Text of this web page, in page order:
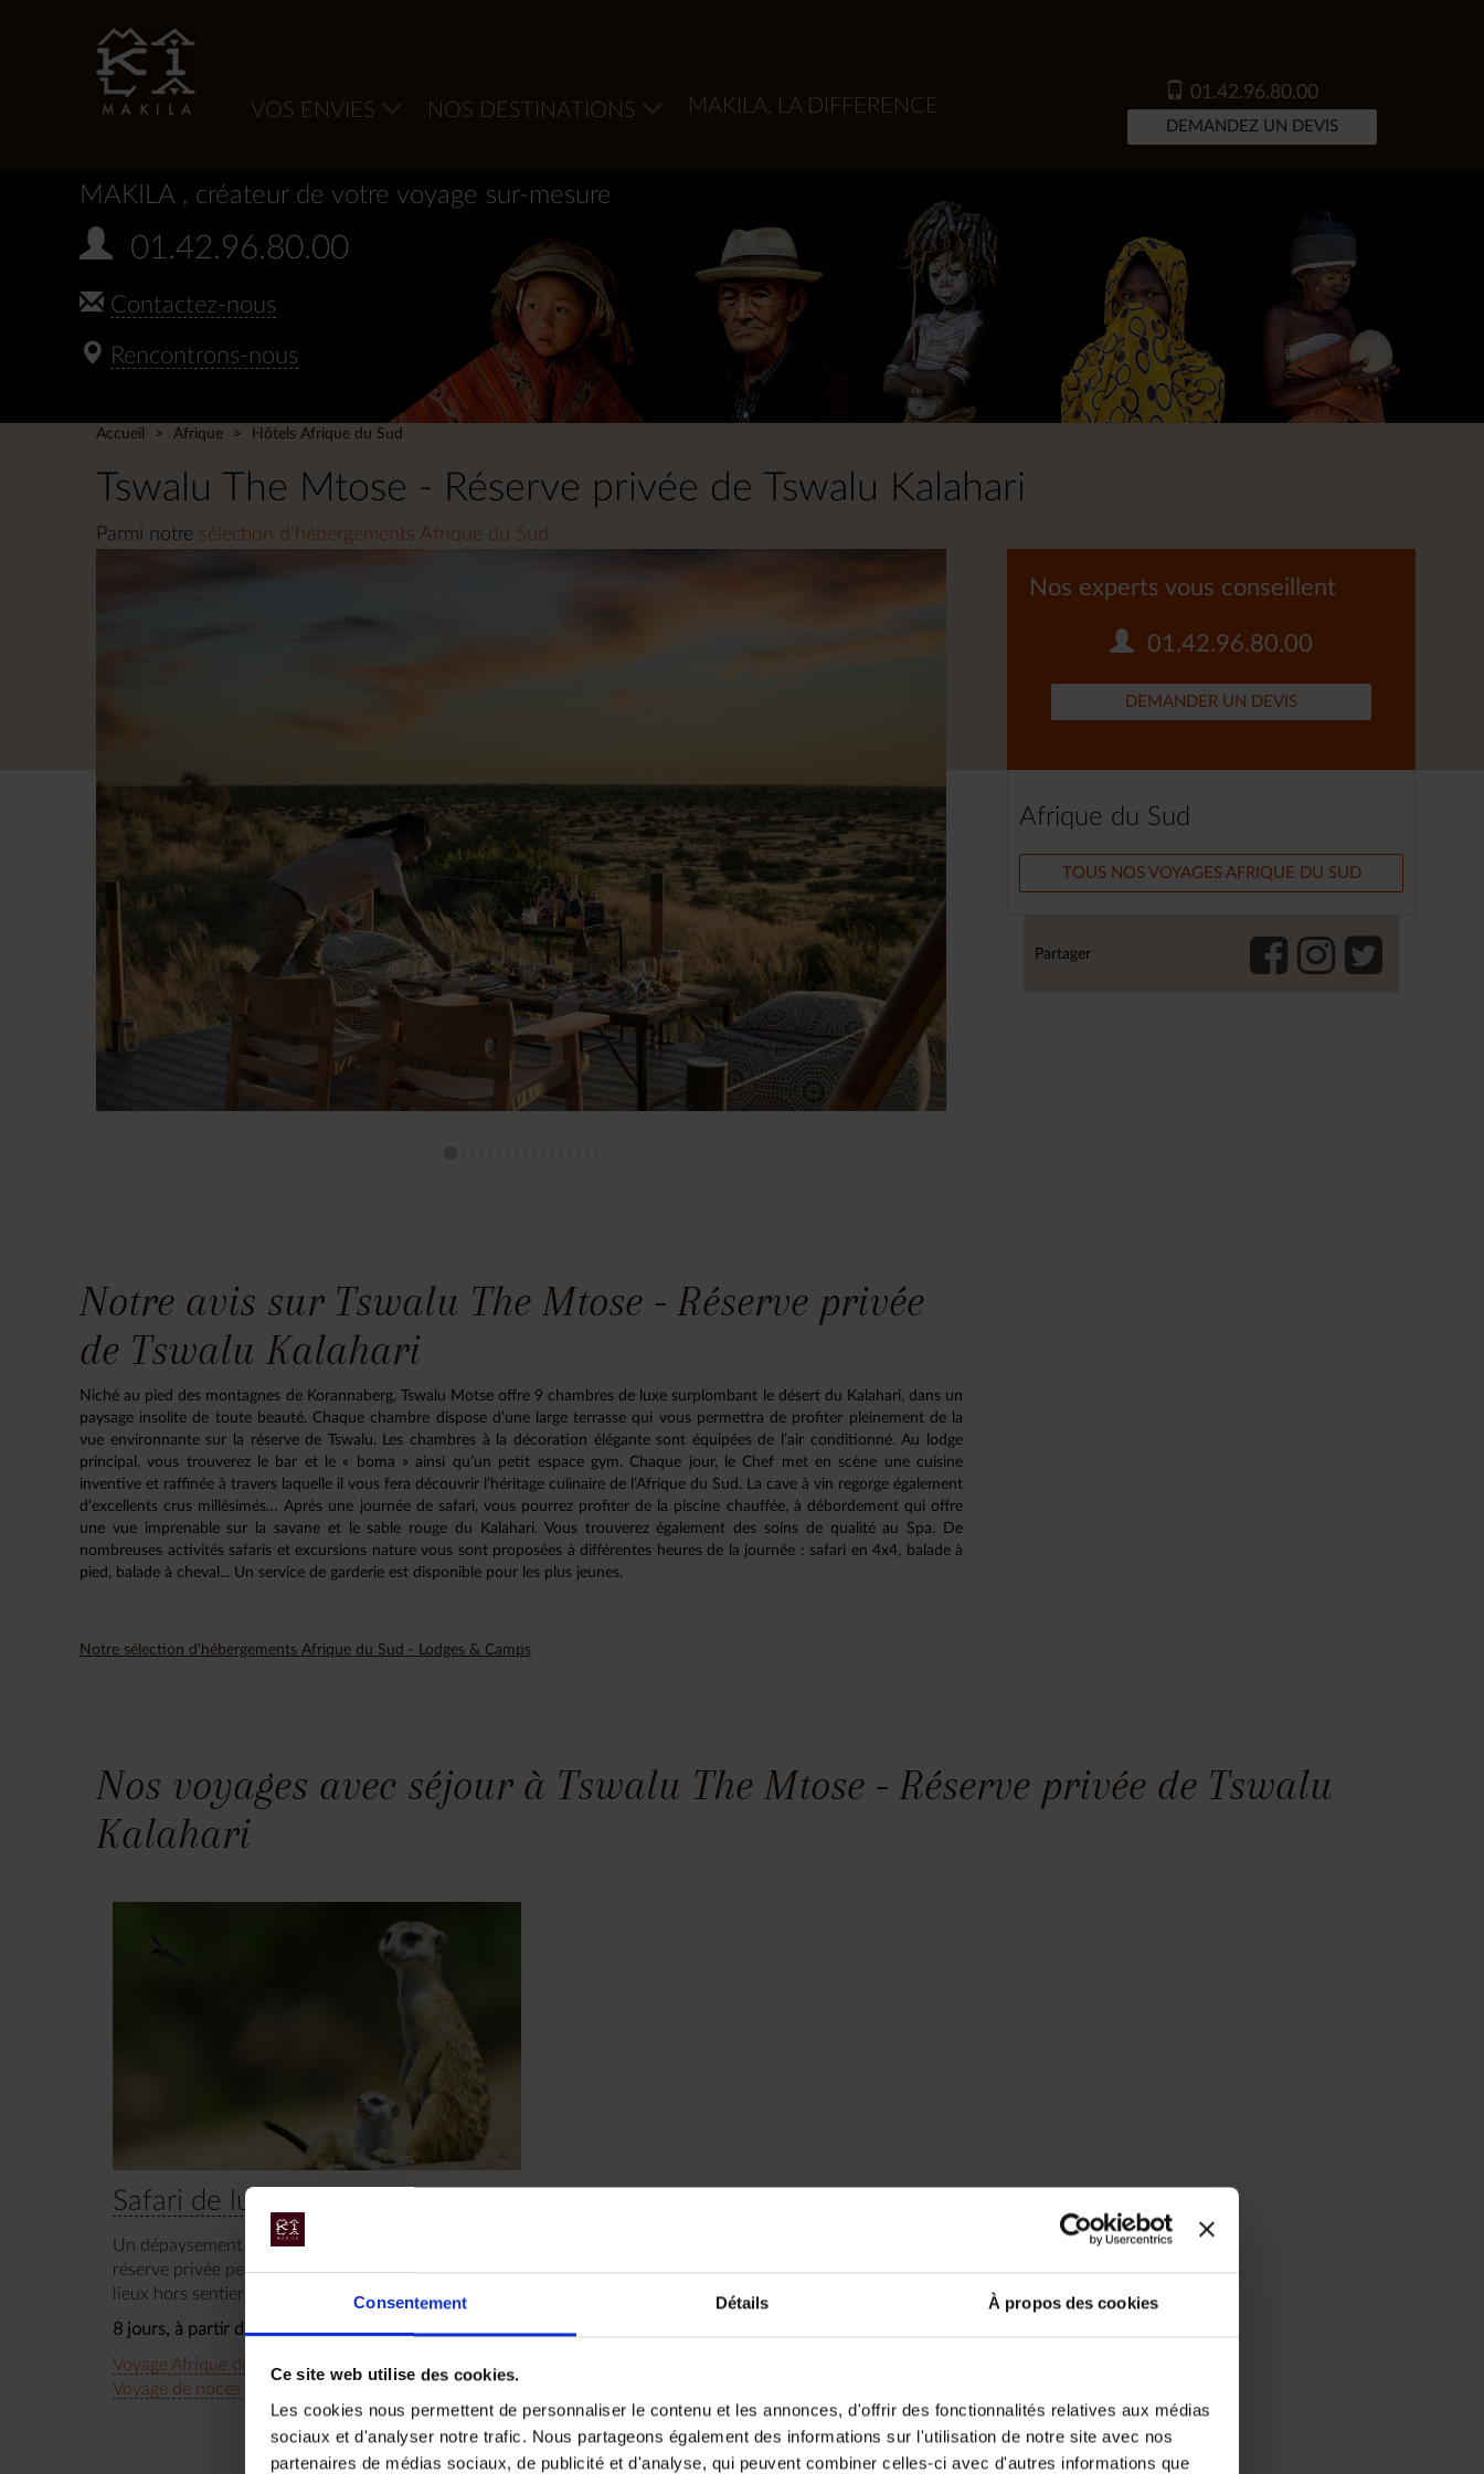
Consentement Détails À propos des cookies
Ce site web utilise des cookies.
Les cookies nous permettent de personnaliser le contenu et les annonces, d'offrir des fonctionnalités relatives aux médias
sociaux et d'analyser notre trafic. Nous partageons également des informations sur l'utilisation de notre site avec nos
partenaires de médias sociaux, de publicité et d'analyse, qui peuvent combiner celles-ci avec d'autres informations que
VOS ENVIES NOS DESTINATIONS MAKILA, LA DIFFERENCE
01.42.96.80.00
DEMANDEZ UN DEVIS
MAKILA , créateur de votre voyage sur-mesure
01.42.96.80.00
Contactez-nous
Rencontrons-nous
Accueil Afrique Hôtels Afrique du Sud
Tswalu The Mtose - Réserve privée de Tswalu Kalahari
Parmi notre sélection d'hébergements Afrique du Sud
Notre avis sur Tswalu The Mtose - Réserve privée
de Tswalu Kalahari
Niché au pied des montagnes de Korannaberg, Tswalu Motse offre 9 chambres de luxe surplombant le désert du Kalahari, dans un
paysage insolite de toute beauté. Chaque chambre dispose d’une large terrasse qui vous permettra de profiter pleinement de la
vue environnante sur la réserve de Tswalu. Les chambres à la décoration élégante sont équipées de l’air conditionné. Au lodge
principal, vous trouverez le bar et le « boma » ainsi qu’un petit espace gym. Chaque jour, le Chef met en scène une cuisine
inventive et raffinée à travers laquelle il vous fera découvrir l’héritage culinaire de l’Afrique du Sud. La cave à vin regorge également
d’excellents crus millésimés… Après une journée de safari, vous pourrez profiter de la piscine chauffée, à débordement qui offre
une vue imprenable sur la savane et le sable rouge du Kalahari. Vous trouverez également des soins de qualité au Spa. De
nombreuses activités safaris et excursions nature vous sont proposées à différentes heures de la journée : safari en 4x4, balade à
pied, balade à cheval... Un service de garderie est disponible pour les plus jeunes.
Notre sélection d'hébergements Afrique du Sud - Lodges & Camps
Nos experts vous conseillent
01.42.96.80.00
DEMANDER UN DEVIS
Afrique du Sud
TOUS NOS VOYAGES AFRIQUE DU SUD
Partager
Nos voyages avec séjour à Tswalu The Mtose - Réserve privée de Tswalu
Kalahari
Safari de luxe au Kalahari
Un dépaysement complet et privilégié dans une
réserve privée peu connue, pour les amateurs des
lieux hors sentiers battus !
8 jours, à partir de 6 200 €
Voyage Afrique du Sud
Circuit Safari
Voyage de noces